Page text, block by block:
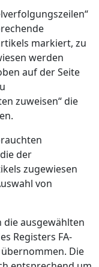
markiert, zu
werden
auf der Seite
zuweisen“ die
der
zugewiesen
von
die ausgewählten
Registers FA-
Die